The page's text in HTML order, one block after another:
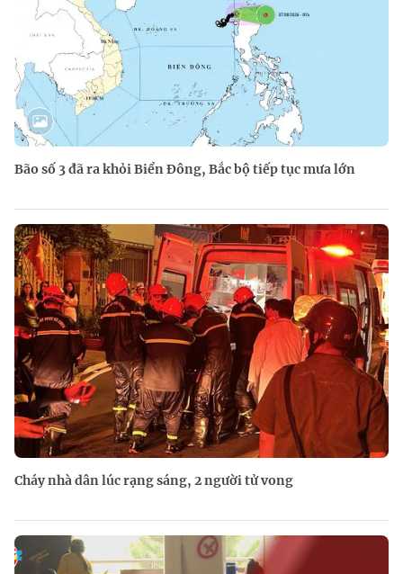
Bão số 3 đã ra khỏi Biển Đông, Bắc bộ tiếp tục mưa lớn
Cháy nhà dân lúc rạng sáng, 2 người tử vong